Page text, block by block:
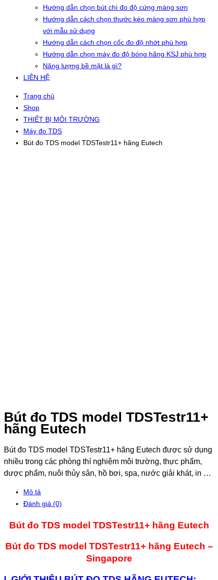
Hướng dẫn chọn bút chì đo độ cứng màng sơn
Hướng dẫn cách chọn thước kéo màng sơn phù hợp
với mẫu sử dụng
Hướng dẫn cách chọn cốc đo độ nhớt phù hợp
Hướng dẫn chọn máy đo độ bóng hãng KSJ phù hợp
Năng lượng bề mặt là gì?
LIÊN HỆ
Trang chủ
Shop
THIẾT BỊ MÔI TRƯỜNG
Máy đo TDS
Bút đo TDS model TDSTestr11+ hãng Eutech
Bút đo TDS model TDSTestr11+
hãng Eutech
Bút đo TDS model TDSTestr11+ hãng Eutech được sử dụng
nhiều trong các phòng thí nghiệm môi trường, thực phẩm,
dược phẩm, nuôi thủy sản, hồ bơi, spa, nước giải khát, in …
Mô tả
Đánh giá (0)
Bút đo TDS model TDSTestr11+ hãng Eutech
Bút đo TDS model TDSTestr11+ hãng Eutech –
Singapore